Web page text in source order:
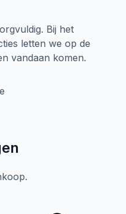
Bij het
letten we op de
vandaan komen.